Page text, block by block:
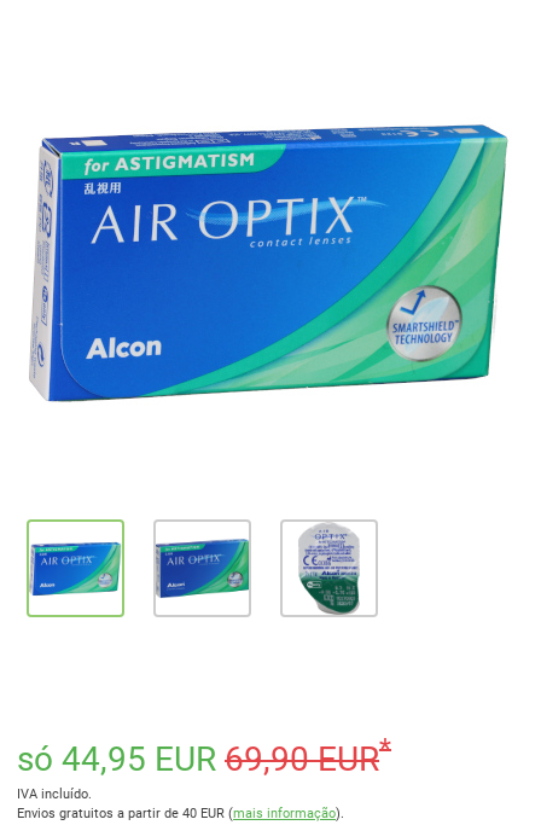
só 44,95 EUR 69,90 EUR*
IVA incluído.
Envios gratuitos a partir de 40 EUR (mais informação).